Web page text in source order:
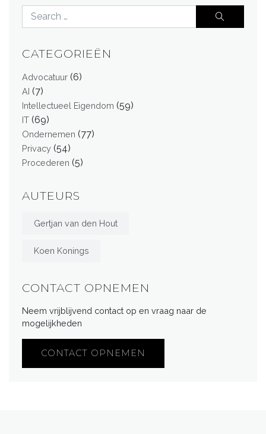
CATEGORIEËN
Advocatuur (6)
AI (7)
Intellectueel Eigendom (59)
IT (69)
Ondernemen (77)
Privacy (54)
Procederen (5)
AUTEURS
Gertjan van den Hout
Koen Konings
CONTACT OPNEMEN
Neem vrijblijvend contact op en vraag naar de
mogelijkheden
CONTACT OPNEMEN